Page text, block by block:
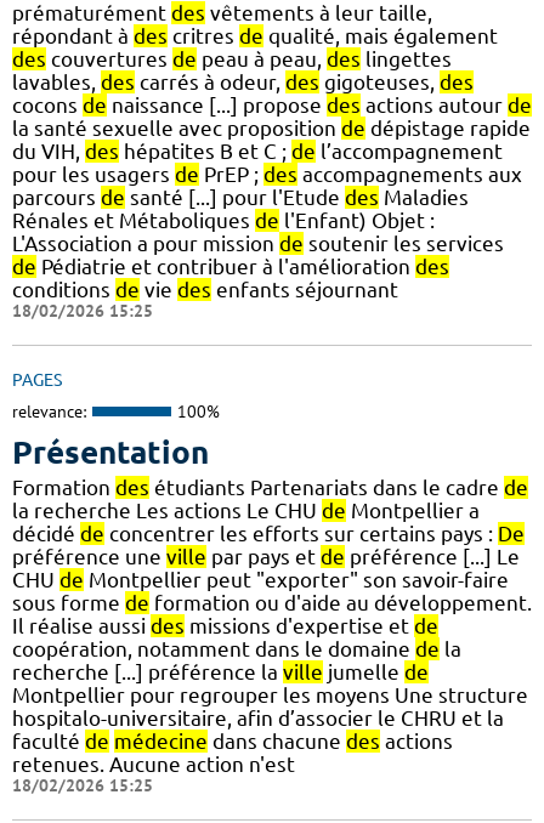
prématurément des vêtements à leur taille,
répondant à des critres de qualité, mais également
des couvertures de peau à peau, des lingettes
lavables, des carrés à odeur, des gigoteuses, des
cocons de naissance [...] propose des actions autour de
la santé sexuelle avec proposition de dépistage rapide
du VIH, des hépatites B et C ; de l’accompagnement
pour les usagers de PrEP ; des accompagnements aux
parcours de santé [...] pour l'Etude des Maladies
Rénales et Métaboliques de l'Enfant) Objet :
L'Association a pour mission de soutenir les services
de Pédiatrie et contribuer à l'amélioration des
conditions de vie des enfants séjournant
18/02/2026 15:25
PAGES
relevance: 100%
Présentation
Formation des étudiants Partenariats dans le cadre de
la recherche Les actions Le CHU de Montpellier a
décidé de concentrer les efforts sur certains pays : De
préférence une ville par pays et de préférence [...] Le
CHU de Montpellier peut "exporter" son savoir-faire
sous forme de formation ou d'aide au développement.
Il réalise aussi des missions d'expertise et de
coopération, notamment dans le domaine de la
recherche [...] préférence la ville jumelle de
Montpellier pour regrouper les moyens Une structure
hospitalo-universitaire, afin d’associer le CHRU et la
faculté de médecine dans chacune des actions
retenues. Aucune action n'est
18/02/2026 15:25